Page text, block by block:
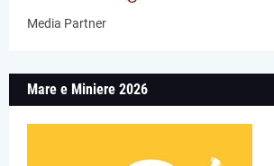
Media Partner
Mare e Miniere 2026